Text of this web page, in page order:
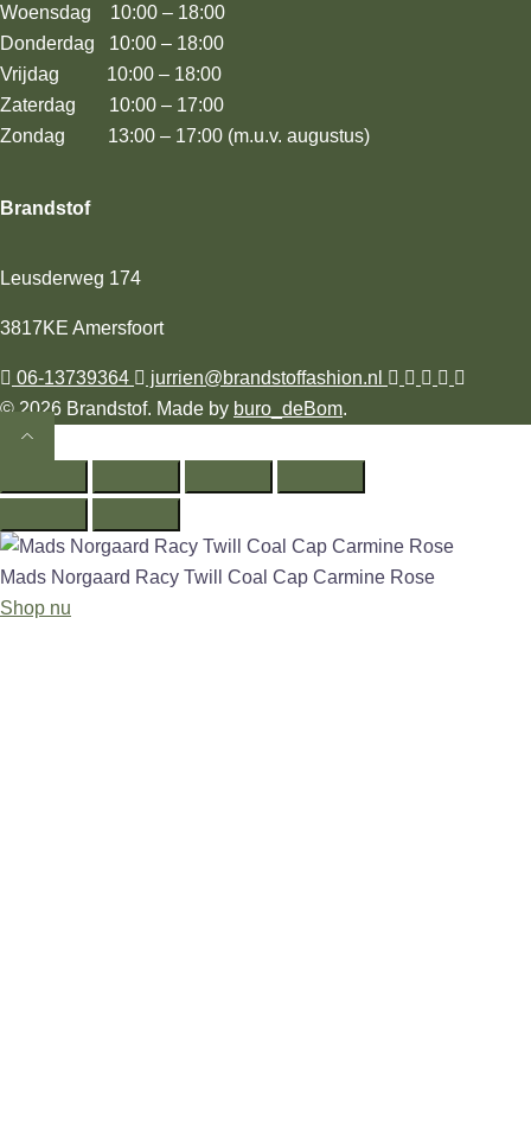
Woensdag 10:00 – 18:00
Donderdag 10:00 – 18:00
Vrijdag 10:00 – 18:00
Zaterdag 10:00 – 17:00
Zondag 13:00 – 17:00 (m.u.v. augustus)
Brandstof
Leusderweg 174
3817KE Amersfoort
06-13739364
jurrien@brandstoffashion.nl
© 2026 Brandstof. Made by buro_deBom.
Mads Norgaard Racy Twill Coal Cap Carmine Rose
Shop nu